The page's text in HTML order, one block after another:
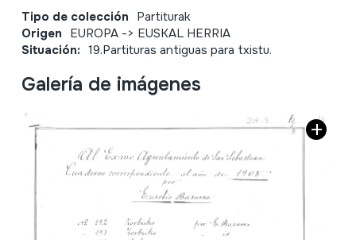
Tipo de colección Partiturak
Origen EUROPA-> EUSKAL HERRIA
Situación: 19.Partituras antiguas para txistu.
Galería de imágenes